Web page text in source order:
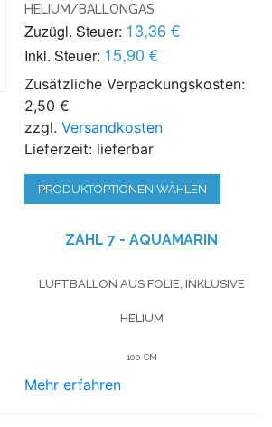
HELIUM/BALLONGAS
Zuzügl. Steuer: 13,36 €
Inkl. Steuer: 15,90 €
Zusätzliche Verpackungskosten:
2,50 €
zzgl.Versandkosten
Lieferzeit: lieferbar
PRODUKTOPTIONEN WÄHLEN
ZAHL 7 - AQUAMARIN
LUFTBALLON AUS FOLIE, INKLUSIVE
HELIUM
100 CM
Mehr erfahren